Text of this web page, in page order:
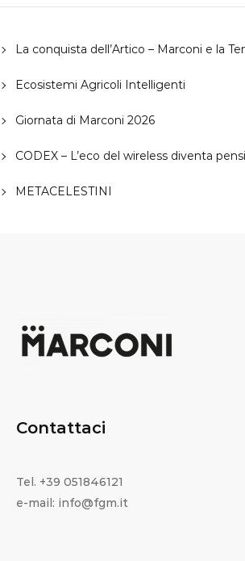
La conquista dell’Artico – Marconi e la
Ecosistemi Agricoli Intelligenti
Giornata di Marconi 2026
CODEX – L’eco del wireless diventa
METACELESTINI
Contattaci
Tel. +39 051846121
e-mail: info@fgm.it